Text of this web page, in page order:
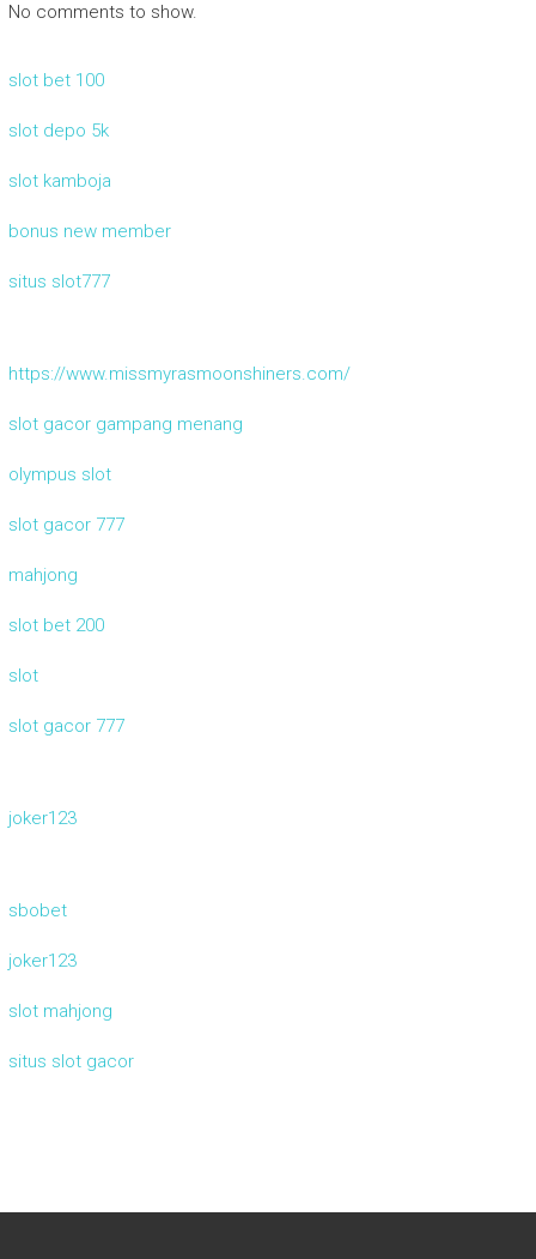
No comments to show.
slot bet 100
slot depo 5k
slot kamboja
bonus new member
situs slot777
https://www.missmyrasmoonshiners.com/
slot gacor gampang menang
olympus slot
slot gacor 777
mahjong
slot bet 200
slot
slot gacor 777
joker123
sbobet
joker123
slot mahjong
situs slot gacor